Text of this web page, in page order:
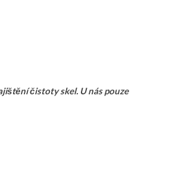
čistoty skel. U nás pouze